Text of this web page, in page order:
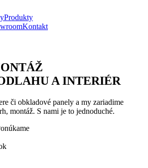
Produkty
Kontakt
A INTERIÉR
či obkladové panely a my zariadime
montáž. S nami je to jednoduché.